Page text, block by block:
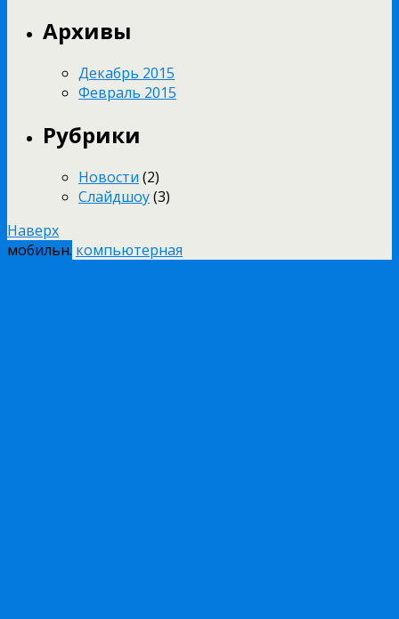
Архивы
Декабрь 2015
Февраль 2015
Рубрики
Новости (2)
Слайдшоу(3)
Наверх
мобильн. компьютерная